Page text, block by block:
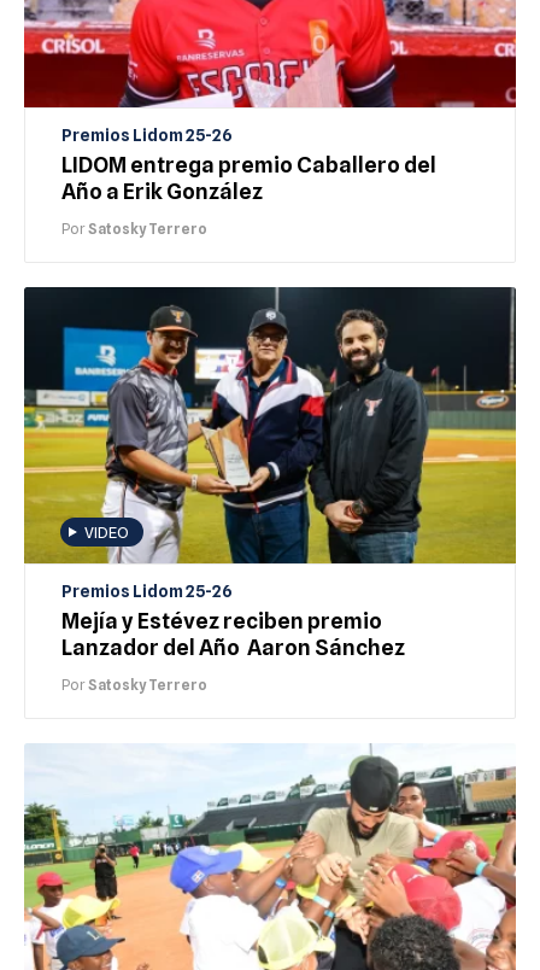
Premios Lidom 25-26
LIDOM entrega premio Caballero del
Año a Erik González
PorSatosky Terrero
VIDEO
Premios Lidom 25-26
Mejía y Estévez reciben premio
Lanzador del Año Aaron Sánchez
PorSatosky Terrero